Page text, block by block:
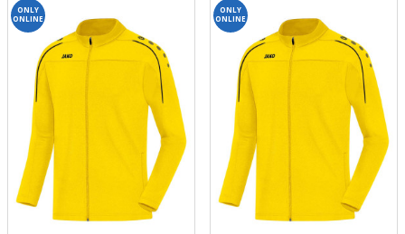
ONLY
ONLINE
ONLY
ONLINE